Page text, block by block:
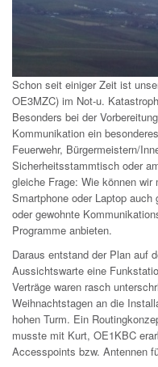
Schon seit einiger Zeit ist
OE3MZC) im Not-u.
Besonders bei der
Kommunikation ein
Feuerwehr, Bürgermeistern/
Sicherheitsstammtisch oder
gleiche Frage: Wie können
Smartphone oder Laptop
oder gewohnte
Programme anbieten.
Daraus entstand der Plan auf
Aussichtswarte eine
Verträge waren rasch
Weihnachtstagen an die
hohen Turm. Ein
musste mit Kurt, OE1KBC
Accesspoints bzw. Antennen